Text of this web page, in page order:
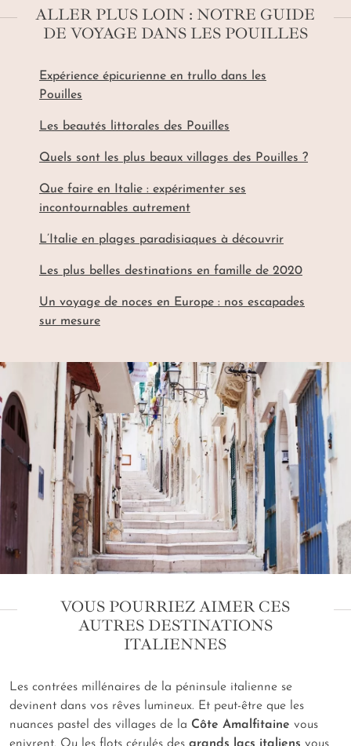
ALLER PLUS LOIN : NOTRE GUIDE
DE VOYAGE DANS LES POUILLES
Expérience épicurienne en trullo dans les
Pouilles
Les beautés littorales des Pouilles
Quels sont les plus beaux villages des Pouilles ?
Que faire en Italie : expérimenter ses
incontournables autrement
L’Italie en plages paradisiaques à découvrir
Les plus belles destinations en famille de 2020
Un voyage de noces en Europe : nos escapades
sur mesure
VOUS POURRIEZ AIMER CES
AUTRES DESTINATIONS
ITALIENNES
Les contrées millénaires de la péninsule italienne se
devinent dans vos rêves lumineux. Et peut-être que les
nuances pastel des villages de la Côte Amalfitaine vous